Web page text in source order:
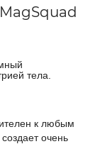
тела.
к любым
очень